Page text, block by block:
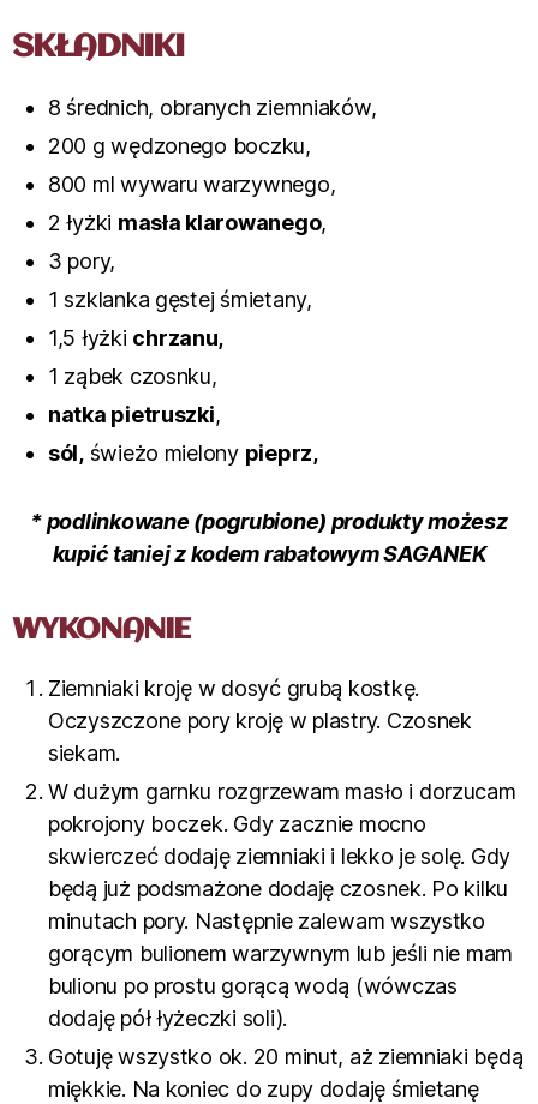
SKŁADNIKI
8 średnich, obranych ziemniaków,
200 g wędzonego boczku,
800 ml wywaru warzywnego,
2 łyżki masła klarowanego,
3 pory,
1 szklanka gęstej śmietany,
1,5 łyżki chrzanu,
1 ząbek czosnku,
natka pietruszki,
sól,świeżo mielony pieprz,
* podlinkowane (pogrubione) produkty możesz
kupić taniej z kodem rabatowym SAGANEK
WYKONANIE
Ziemniaki kroję w dosyć grubą kostkę.
Oczyszczone pory kroję w plastry. Czosnek
siekam.
W dużym garnku rozgrzewam masło i dorzucam
pokrojony boczek. Gdy zacznie mocno
skwierczeć dodaję ziemniaki i lekko je solę. Gdy
będą już podsmażone dodaję czosnek. Po kilku
minutach pory. Następnie zalewam wszystko
gorącym bulionem warzywnym lub jeśli nie mam
bulionu po prostu gorącą wodą (wówczas
dodaję pół łyżeczki soli).
Gotuję wszystko ok. 20 minut, aż ziemniaki będą
miękkie. Na koniec do zupy dodaję śmietanę